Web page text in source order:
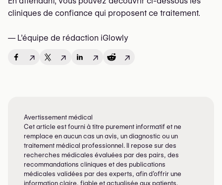
cliniques de confiance qui proposent ce traitement.
— L’équipe de rédaction iGlowly
↗ ↗ ↗ ↗
Avertissement médical
Cet article est fourni à titre purement informatif et ne
remplace en aucun cas un avis, un diagnostic ou un
traitement médical professionnel. Il repose sur des
recherches médicales évaluées par des pairs, des
recommandations cliniques et des publications
médicales validées par des experts, afin d’offrir une
information claire, fiable et actualisée aux patients.